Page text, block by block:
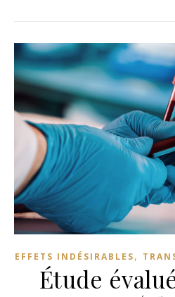
EFFETS INDÉSIRABLES,
Étude